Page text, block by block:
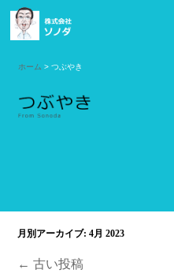
ホーム > つぶやき
お問い合わせ
月別アーカイブ:4月 2023
← 古い投稿